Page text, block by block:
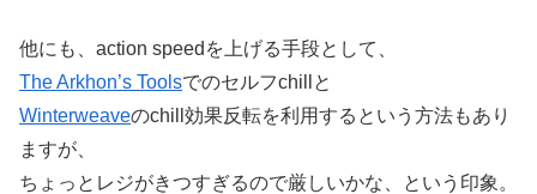
他にも、action speedを上げる手段として、
The Arkhon’s Toolsでのセルフchillと
Winterweaveのchill効果反転を利用するという方法もあり
ますが、
ちょっとレジがきつすぎるので厳しいかな、という印象。